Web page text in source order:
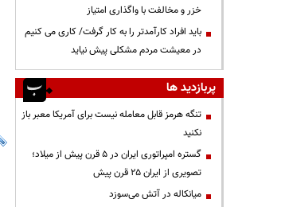
خزر و مخالفت با واگذاری امتیاز
باید افراد کارآمدتر را به کار گرفت/ کاری می کنیم
در معیشت مردم مشکلی پیش نیاید
پربازدید ها
تنگه هرمز قابل معامله نیست برای آمریکا معبر باز
نکنید
گستره امپراتوری ایران در ۵ قرن پیش از میلاد؛
تصویری از ایران ۲۵ قرن پیش
میانکاله در آتش می‌سوزد